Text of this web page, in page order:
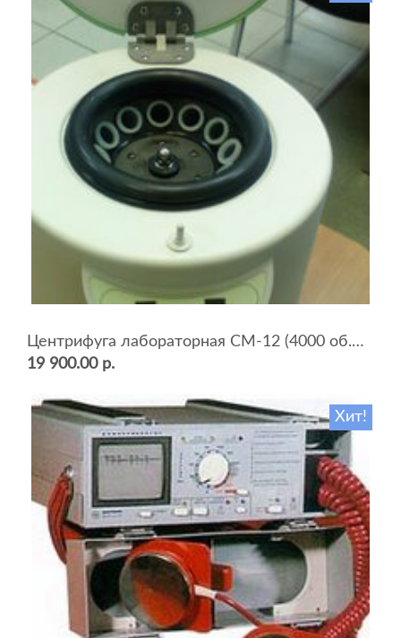
Центрифуга лабораторная СМ-12 (4000 об.мин, 12 пробирок)
19 900.00 р.
Хит!